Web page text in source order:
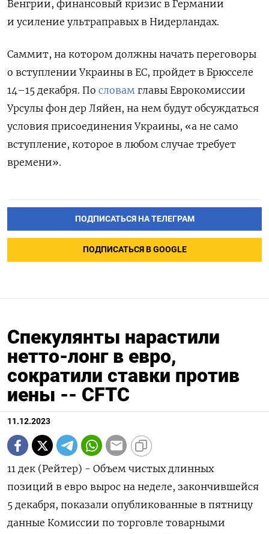
Венгрии, финансовый кризис в Германии
и усиление ультраправых в Нидерландах.
Саммит, на котором должны начать переговоры
о вступлении Украины в ЕС, пройдет в Брюсселе
14–15 декабря. По словам главы Еврокомиссии
Урсулы фон дер Ляйен, на нем будут обсуждаться
условия присоединения Украины, «а не само
вступление, которое в любом случае требует
времени».
ПОДПИСАТЬСЯ НА ТЕЛЕГРАМ
ПОДПИСАТЬСЯ В GOOGLE
Спекулянты нарастили
нетто-лонг в евро,
сократили ставки против
иены -- CFTC
11.12.2023
11 дек (Рейтер) - Объем чистых длинных
позиций в евро вырос на неделе, закончившейся
5 декабря, показали опубликованные в пятницу
данные Комиссии по торговле товарными